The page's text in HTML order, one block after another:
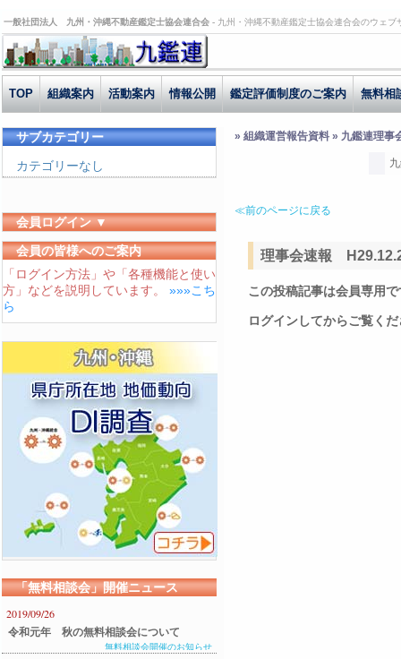
一般社団法人 九州・沖縄不動産鑑定士協会連合会 - 九州・沖縄不動産鑑定士協会連合会のウェ
TOP 組織案内 活動案内 情報公開 鑑定評価制度のご案内 無料相
» 組織運営報告資料 » 九鑑連理事
≪前のページに戻る
理事会速報
この投稿記事は会員専用
ログインしてからご覧く
サブカテゴリー
カテゴリーなし
会員ログイン ▼
ユーザーID
パスワード
会員の皆様へのご案内
「ログイン方法」や「各種機能と使い
方」などを説明しています。 »»»こち
ら
「無料相談会」開催ニュース
2019/09/26
令和元年 秋の無料相談会について
無料相談会開催のお知らせ